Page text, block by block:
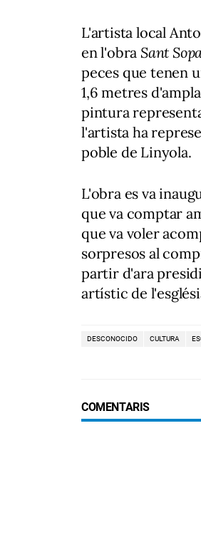
L'artista local
en l'obra Sant
peces que tenen
1,6 metres
pintura
l'artista ha
poble de Linyola.
L'obra es va
que va comptar
que va voler
sorpresos al
partir d'ara
artístic de
DESCONOCIDO CULTURA
COMENTARIS